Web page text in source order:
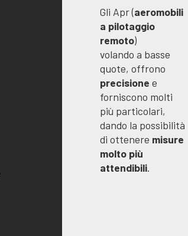
Gli Apr (aeromobili
a pilotaggio
remoto)
volando a basse
quote, offrono
precisione e
forniscono molti
più particolari,
dando la possibilità
di ottenere misure
molto più
attendibili.